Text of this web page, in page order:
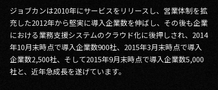
2020
2019
2018
2017
ジョブカンは2010年にサービスをリリースし、営業体制を拡
充した2012年から堅実に導入企業数を伸ばし、その後も企業
における業務支援システムのクラウド化に後押しされ、2014
年10月末時点で導入企業数900社、2015年3月末時点で導入
企業数2,500社、そして2015年9月末時点で導入企業数5,000
社と、近年急成長を遂げています。